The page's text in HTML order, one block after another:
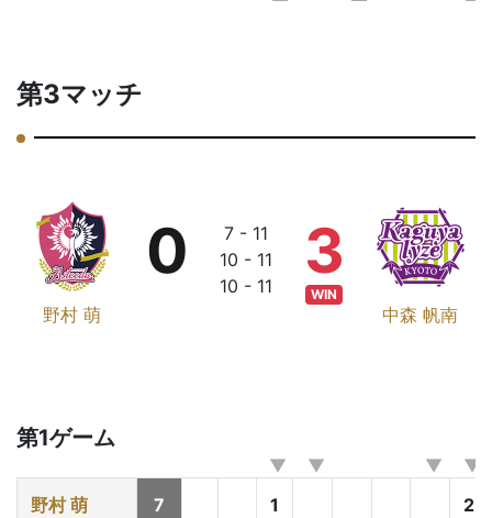
第3マッチ
野村 萌
0
7 - 11
10 - 11
10 - 11
中森 帆南
3
WIN
第1ゲーム
野村 萌 7 1 2